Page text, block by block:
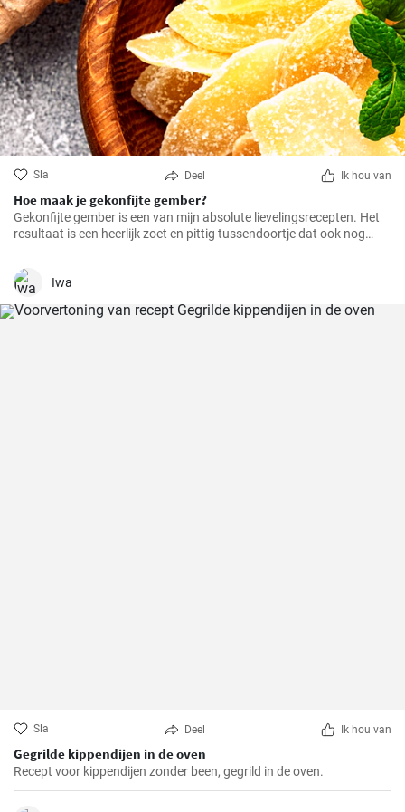
Sla Deel Ik hou van
Hoe maak je gekonfijte gember?
Gekonfijte gember is een van mijn absolute lievelingsrecepten. Het
resultaat is een heerlijk zoet en pittig tussendoortje dat ook nog
eens goed is voor je spijsvertering. Het is helemaal zelfgemaakt en
smaakt veel beter dan de versie uit de winkel. Het is heel makkelijk te
maken, je hebt alleen een beetje geduld en tijd nodig.
Iwa
Sla Deel Ik hou van
Gegrilde kippendijen in de oven
Recept voor kippendijen zonder been, gegrild in de oven.